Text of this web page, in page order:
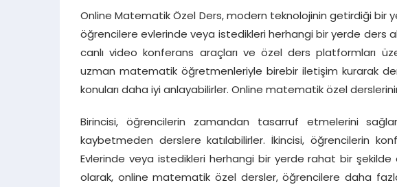
Online Matematik Özel Ders, modern teknolojinin getirdiği bir
öğrencilere evlerinde veya istedikleri herhangi bir yerde ders
canlı video konferans araçları ve özel ders platformları
uzman matematik öğretmenleriyle birebir iletişim kurarak
konuları daha iyi anlayabilirler. Online matematik özel
Birincisi, öğrencilerin zamandan tasarruf etmelerini
kaybetmeden derslere katılabilirler. İkincisi, öğrencilerin
Evlerinde veya istedikleri herhangi bir yerde rahat bir
olarak, online matematik özel dersler, öğrencilere daha